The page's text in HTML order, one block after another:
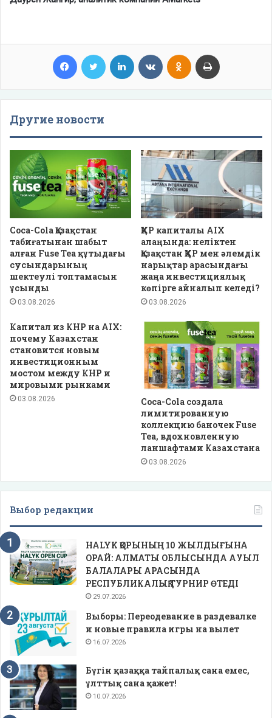
Facebook Twitter LinkedIn VKontakteOdnoklassniki
Другие новости
Coca-Cola Қазақстан
табиғатынан шабыт
алған Fuse Tea құтыдағы
сусындарының
шектеулі топтамасын
ұсынды
03.08.2026
ҚХР капиталы AIX
алаңында: неліктен
Қазақстан ҚХР мен әлемдік
нарықтар арасындағы
жаңа инвестициялық
көпірге айналып келеді?
03.08.2026
Капитал из КНР на AIX:
почему Казахстан
становится новым
инвестиционным
мостом между КНР и
мировыми рынками
03.08.2026
Coca-Cola создала
лимитированную
коллекцию баночек Fuse
Tea, вдохновленную
ланшафтами Казахстана
03.08.2026
Выбор редакции
HALYK ҚОРЫНЫҢ 10 ЖЫЛДЫҒЫНА
ОРАЙ: АЛМАТЫ ОБЛЫСЫНДА АУЫЛ
БАЛАЛАРЫ АРАСЫНДА
РЕСПУБЛИКАЛЫҚ ТУРНИР ӨТЕДІ
29.07.2026
Выборы: Переодевание в раздевалке
и новые правила игры на вылет
16.07.2026
Бүгін қазаққа тайпалық сана емес,
ұлттық сана қажет!
10.07.2026